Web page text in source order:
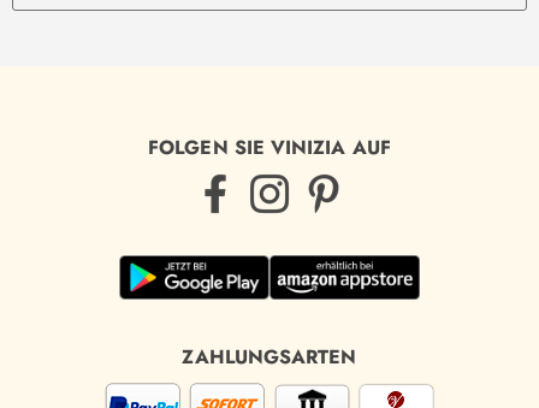
FOLGEN SIE VINIZIA AUF
ZAHLUNGSARTEN